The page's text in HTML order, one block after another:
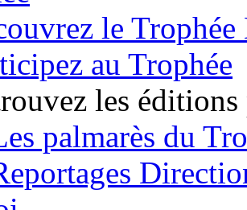
le
au Trophée
les éditions
palmarès du